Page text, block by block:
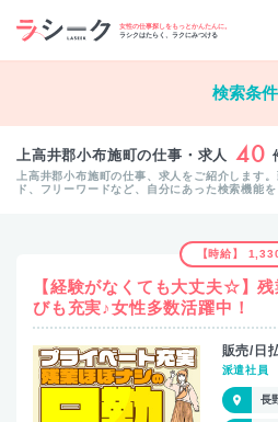
女性の仕事探しをもっとかんたんに。
ラシクはたらく、ラクにみつける
すべて クリア
検索条件
上高井郡小布施町の仕事・求人 40
上高井郡小布施町の仕事、求人をご紹介します
ド、フリーワードなど、自分にあった検索機能を
【時給】
【経験がなくても大丈夫☆】
びも充実♪女性多数活躍中！
販売/日
派遣社員
長